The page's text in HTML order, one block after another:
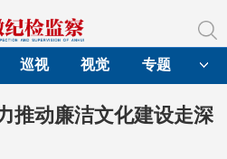
巡视 视觉 专题
推动廉洁文化建设走深